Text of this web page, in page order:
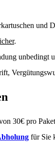
und
.
unbedingt
30€ pro
für Sie